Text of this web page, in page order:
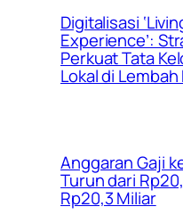
Digitalisasi
Experience’:
Perkuat Tata
Lokal di Lembah
Anggaran Gaji
Turun dari
Rp20,3 Miliar